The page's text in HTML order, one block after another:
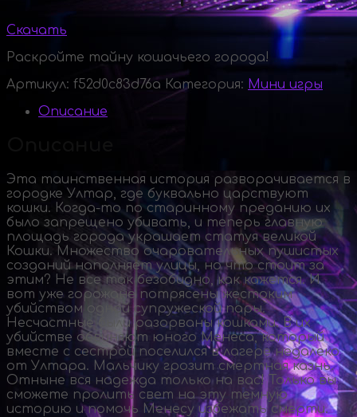
Скачать
Раскройте тайну кошачьего города!
Артикул: f52d0c83d76a Категория: Мини игры
Описание
Эта таинственная история разворачивается в
городке Ултар, где буквально царствуют
кошки. Когда-то по старинному преданию их
было запрещено убивать, и теперь главную
площадь города украшает статуя великой
Кошки. Множество очаровательных пушистых
созданий наполняет улицы, но что стоит за
этим? Не все так безобидно, как кажется. И
вот уже горожане потрясены жестоким
убийством одной супружеской пары.
Несчастные были разорваны кошками. В их
убийстве обвиняют юного Менеса, который
вместе с сестрой поселился в лагере недалеко
от Ултара. Мальчику грозит смертная казнь.
Отныне вся надежда только на вас! Только вы
сможете пролить свет на эту темную
историю и помочь Менесу избежать смерти.